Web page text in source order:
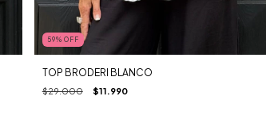
59% OFF
TOP BRODERI BLANCO
$29.000 $11.990